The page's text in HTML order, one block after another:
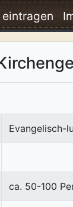
Evangelisch-
ca. 50-100